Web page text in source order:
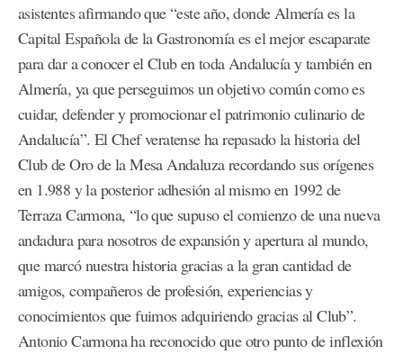
asistentes afirmando que “este año, donde Almería es la
Capital Española de la Gastronomía es el mejor escaparate
para dar a conocer el Club en toda Andalucía y también en
Almería, ya que perseguimos un objetivo común como es
cuidar, defender y promocionar el patrimonio culinario de
Andalucía”. El Chef veratense ha repasado la historia del
Club de Oro de la Mesa Andaluza recordando sus orígenes
en 1.988 y la posterior adhesión al mismo en 1992 de
Terraza Carmona, “lo que supuso el comienzo de una nueva
andadura para nosotros de expansión y apertura al mundo,
que marcó nuestra historia gracias a la gran cantidad de
amigos, compañeros de profesión, experiencias y
conocimientos que fuimos adquiriendo gracias al Club”.
Antonio Carmona ha reconocido que otro punto de inflexión